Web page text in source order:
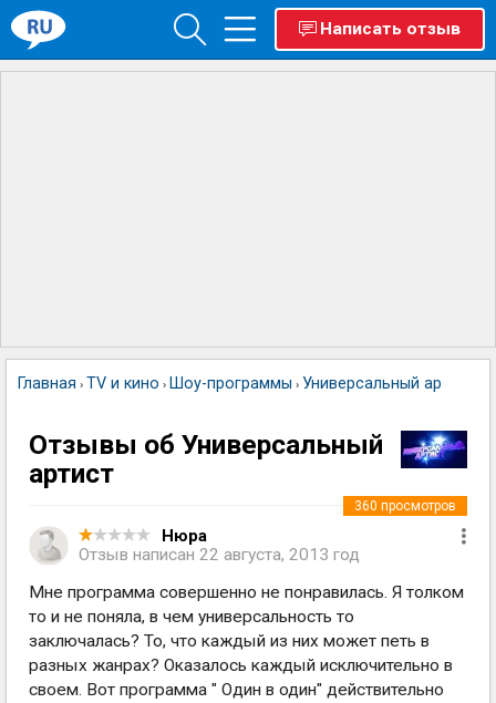
Написать отзыв
Главная › TV и кино › Шоу-программы › Универсальный артист
Отзывы об Универсальный
артист
Нюра
Отзыв написан 22 августа, 2013 год
360 просмотров
Мне программа совершенно не понравилась. Я толком
то и не поняла, в чем универсальность то
заключалась? То, что каждый из них может петь в
разных жанрах? Оказалось каждый исключительно в
своем. Вот программа " Один в один" действительно